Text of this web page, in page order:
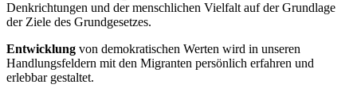
Denkrichtungen und der menschlichen Vielfalt auf der Grundlage
der Ziele des Grundgesetzes.
Entwicklung von demokratischen Werten wird in unseren
Handlungsfeldern mit den Migranten persönlich erfahren und
erlebbar gestaltet.